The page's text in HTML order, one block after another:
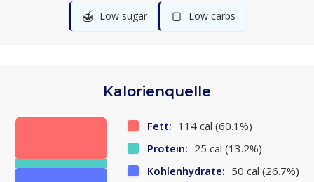
🍯 Low sugar 🍞 Low carbs
Kalorienquelle
Fett: 114 cal (60.1%)
Protein: 25 cal (13.2%)
Kohlenhydrate: 50 cal (26.7%)